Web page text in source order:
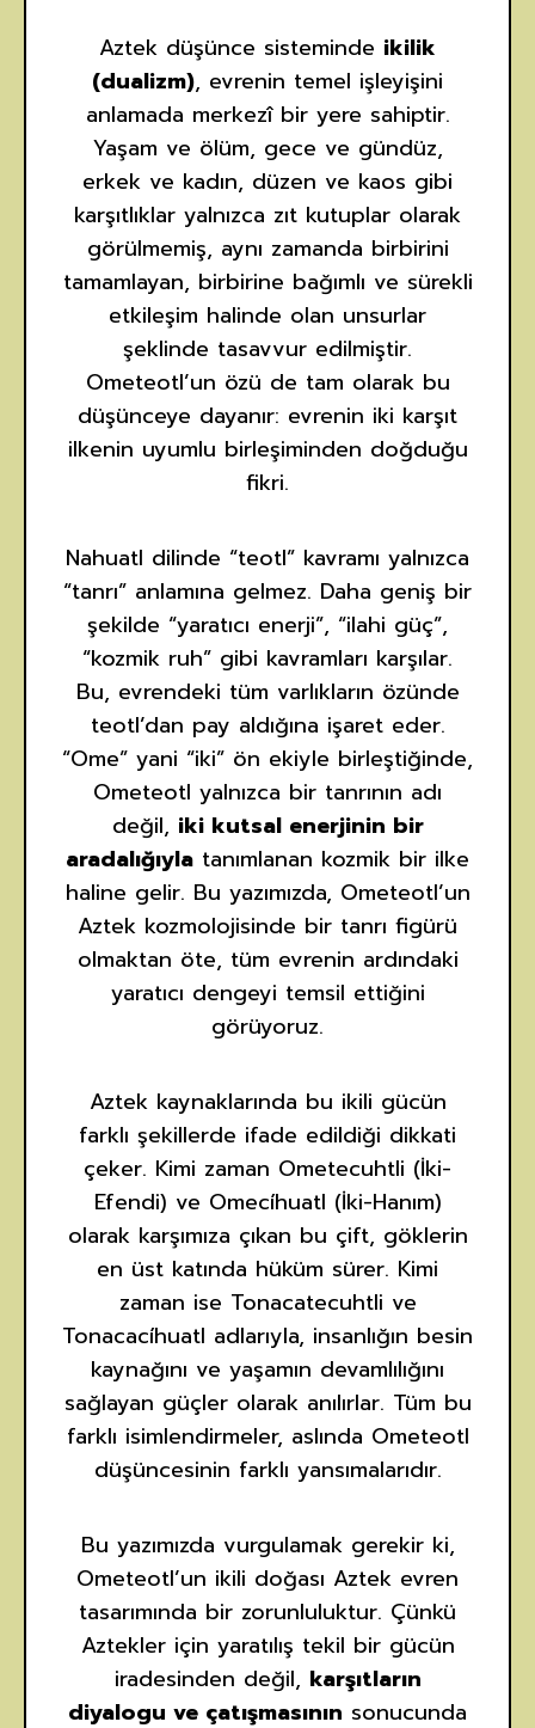
Aztek düşünce sisteminde ikilik
(dualizm), evrenin temel işleyişini
anlamada merkezî bir yere sahiptir.
Yaşam ve ölüm, gece ve gündüz,
erkek ve kadın, düzen ve kaos gibi
karşıtlıklar yalnızca zıt kutuplar olarak
görülmemiş, aynı zamanda birbirini
tamamlayan, birbirine bağımlı ve sürekli
etkileşim halinde olan unsurlar
şeklinde tasavvur edilmiştir.
Ometeotl’un özü de tam olarak bu
düşünceye dayanır: evrenin iki karşıt
ilkenin uyumlu birleşiminden doğduğu
fikri.
Nahuatl dilinde “teotl” kavramı yalnızca
“tanrı” anlamına gelmez. Daha geniş bir
şekilde “yaratıcı enerji”, “ilahi güç”,
“kozmik ruh” gibi kavramları karşılar.
Bu, evrendeki tüm varlıkların özünde
teotl’dan pay aldığına işaret eder.
“Ome” yani “iki” ön ekiyle birleştiğinde,
Ometeotl yalnızca bir tanrının adı
değil, iki kutsal enerjinin bir
aradalığıyla tanımlanan kozmik bir ilke
haline gelir. Bu yazımızda, Ometeotl’un
Aztek kozmolojisinde bir tanrı figürü
olmaktan öte, tüm evrenin ardındaki
yaratıcı dengeyi temsil ettiğini
görüyoruz.
Aztek kaynaklarında bu ikili gücün
farklı şekillerde ifade edildiği dikkati
çeker. Kimi zaman Ometecuhtli (İki-
Efendi) ve Omecíhuatl (İki-Hanım)
olarak karşımıza çıkan bu çift, göklerin
en üst katında hüküm sürer. Kimi
zaman ise Tonacatecuhtli ve
Tonacacíhuatl adlarıyla, insanlığın besin
kaynağını ve yaşamın devamlılığını
sağlayan güçler olarak anılırlar. Tüm bu
farklı isimlendirmeler, aslında Ometeotl
düşüncesinin farklı yansımalarıdır.
Bu yazımızda vurgulamak gerekir ki,
Ometeotl’un ikili doğası Aztek evren
tasarımında bir zorunluluktur. Çünkü
Aztekler için yaratılış tekil bir gücün
iradesinden değil, karşıtların
diyalogu ve çatışmasının sonucunda